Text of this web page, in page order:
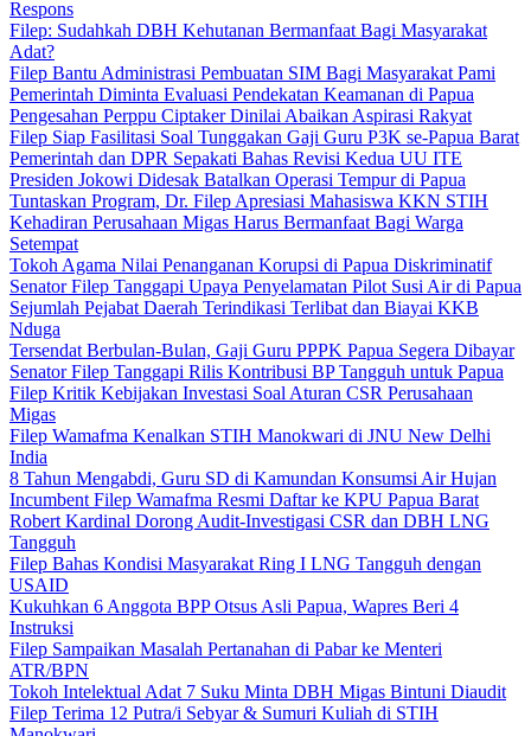
Respons
Filep: Sudahkah DBH Kehutanan Bermanfaat Bagi Masyarakat
Adat?
Filep Bantu Administrasi Pembuatan SIM Bagi Masyarakat Pami
Pemerintah Diminta Evaluasi Pendekatan Keamanan di Papua
Pengesahan Perppu Ciptaker Dinilai Abaikan Aspirasi Rakyat
Filep Siap Fasilitasi Soal Tunggakan Gaji Guru P3K se-Papua Barat
Pemerintah dan DPR Sepakati Bahas Revisi Kedua UU ITE
Presiden Jokowi Didesak Batalkan Operasi Tempur di Papua
Tuntaskan Program, Dr. Filep Apresiasi Mahasiswa KKN STIH
Kehadiran Perusahaan Migas Harus Bermanfaat Bagi Warga
Setempat
Tokoh Agama Nilai Penanganan Korupsi di Papua Diskriminatif
Senator Filep Tanggapi Upaya Penyelamatan Pilot Susi Air di Papua
Sejumlah Pejabat Daerah Terindikasi Terlibat dan Biayai KKB
Nduga
Tersendat Berbulan-Bulan, Gaji Guru PPPK Papua Segera Dibayar
Senator Filep Tanggapi Rilis Kontribusi BP Tangguh untuk Papua
Filep Kritik Kebijakan Investasi Soal Aturan CSR Perusahaan
Migas
Filep Wamafma Kenalkan STIH Manokwari di JNU New Delhi
India
8 Tahun Mengabdi, Guru SD di Kamundan Konsumsi Air Hujan
Incumbent Filep Wamafma Resmi Daftar ke KPU Papua Barat
Robert Kardinal Dorong Audit-Investigasi CSR dan DBH LNG
Tangguh
Filep Bahas Kondisi Masyarakat Ring I LNG Tangguh dengan
USAID
Kukuhkan 6 Anggota BPP Otsus Asli Papua, Wapres Beri 4
Instruksi
Filep Sampaikan Masalah Pertanahan di Pabar ke Menteri
ATR/BPN
Tokoh Intelektual Adat 7 Suku Minta DBH Migas Bintuni Diaudit
Filep Terima 12 Putra/i Sebyar & Sumuri Kuliah di STIH